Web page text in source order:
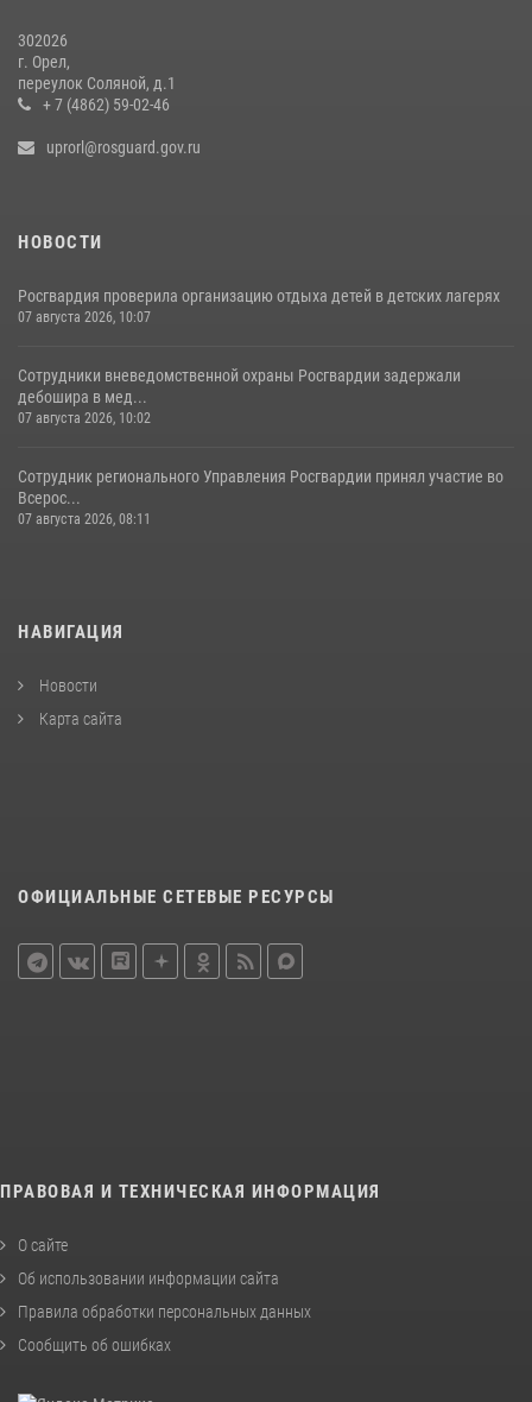
302026
г. Орел,
переулок Соляной, д.1
+ 7 (4862) 59-02-46
uprorl@rosguard.gov.ru
НОВОСТИ
Росгвардия проверила организацию отдыха детей в детских лагерях
07 августа 2026, 10:07
Сотрудники вневедомственной охраны Росгвардии задержали
дебошира в мед...
07 августа 2026, 10:02
Сотрудник регионального Управления Росгвардии принял участие во
Всерос...
07 августа 2026, 08:11
НАВИГАЦИЯ
Новости
Карта сайта
ОФИЦИАЛЬНЫЕ СЕТЕВЫЕ РЕСУРСЫ
ПРАВОВАЯ И ТЕХНИЧЕСКАЯ ИНФОРМАЦИЯ
О сайте
Об использовании информации сайта
Правила обработки персональных данных
Сообщить об ошибках